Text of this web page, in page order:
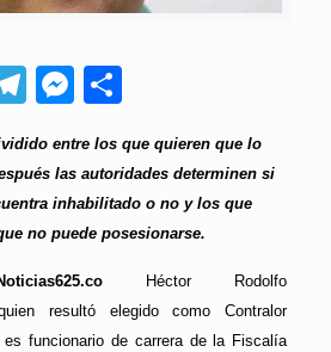
Telegram
Messenger
entre los que quieren que lo
las autoridades determinen si
inhabilitado o no y los que
no puede posesionarse.
Héctor Rodolfo
resultó elegido como Contralor
es funcionario de carrera de la Fiscalía